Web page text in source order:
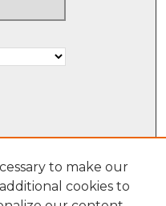
to make our
cookies to